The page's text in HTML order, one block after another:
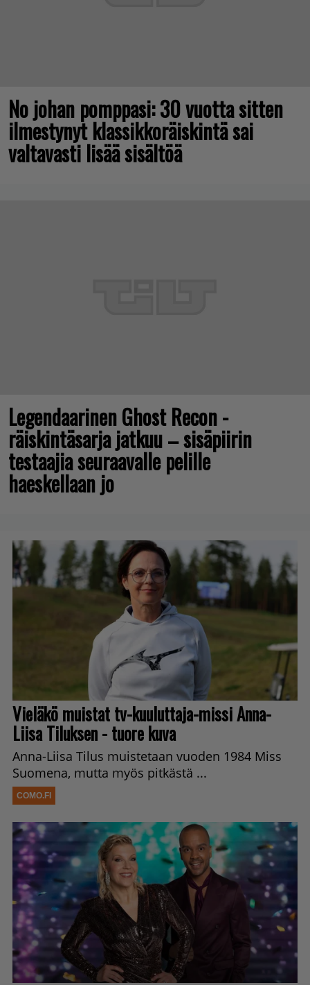
No johan pomppasi: 30 vuotta sitten
ilmestynyt klassikkoräiskintä sai
valtavasti lisää sisältöä
Legendaarinen Ghost Recon -
räiskintäsarja jatkuu – sisäpiirin
testaajia seuraavalle pelille
haeskellaan jo